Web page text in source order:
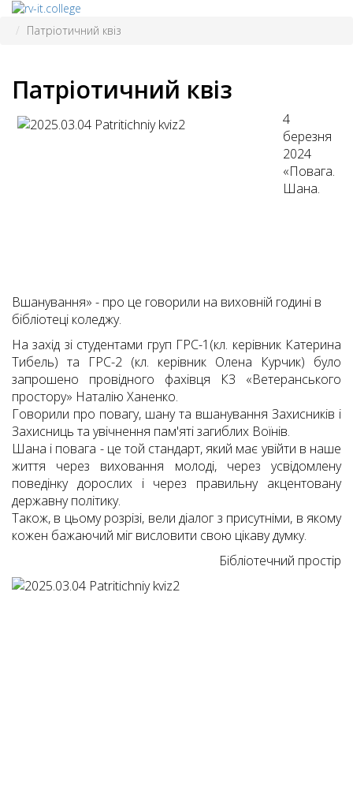
Патріотичний квіз
Патріотичний квіз
4
березня
2024
«Повага.
Шана.
Вшанування» - про це говорили на виховній годині в
бібліотеці коледжу.
На захід зі студентами груп ГРС-1(кл. керівник Катерина
Тибель) та ГРС-2 (кл. керівник Олена Курчик) було
запрошено провідного фахівця КЗ «Ветеранського
простору» Наталію Ханенко.
Говорили про повагу, шану та вшанування Захисників і
Захисниць та увічнення пам'яті загиблих Воїнів.
Шана і повага - це той стандарт, який має увійти в наше
життя через виховання молоді, через усвідомлену
поведінку дорослих і через правильну акцентовану
державну політику.
Також, в цьому розрізі, вели діалог з присутніми, в якому
кожен бажаючий міг висловити свою цікаву думку.
Бібліотечний простір